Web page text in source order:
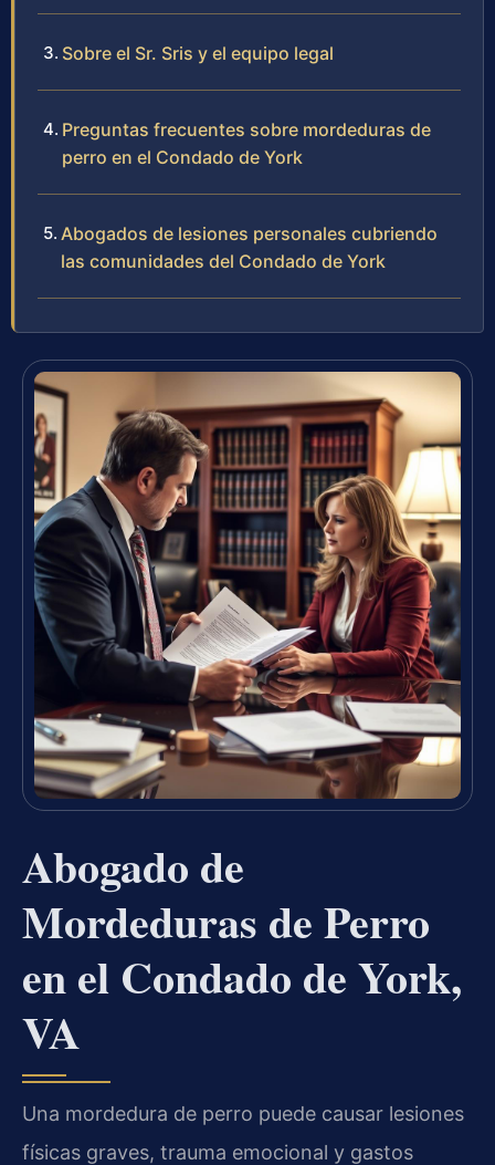
Sobre el Sr. Sris y el equipo legal
Preguntas frecuentes sobre mordeduras de
perro en el Condado de York
Abogados de lesiones personales cubriendo
las comunidades del Condado de York
Abogado de
Mordeduras de Perro
en el Condado de York,
VA
Una mordedura de perro puede causar lesiones
físicas graves, trauma emocional y gastos